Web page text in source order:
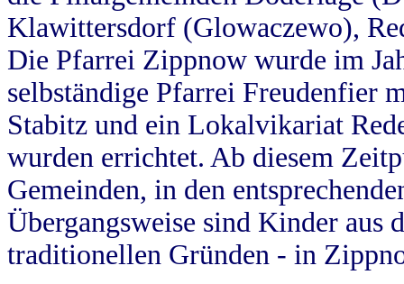
Klawittersdorf (Glowaczewo),
Die Pfarrei Zippnow wurde im
selbständige Pfarrei Freudenfier
Stabitz und ein Lokalvikariat
wurden errichtet. Ab diesem
Gemeinden, in den
Übergangsweise sind Kinder aus
traditionellen Gründen - in